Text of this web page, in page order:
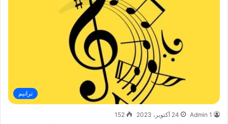
ترانيم
Admin 1 24 أكتوبر، 2023 152